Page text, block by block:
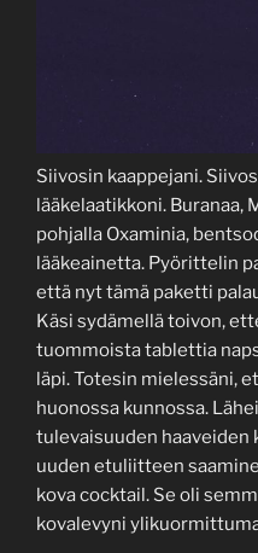
Siivosin kaappejani.
lääkelaatikkoni.
pohjalla Oxaminia,
lääkeainetta. Pyörittelin
että nyt tämä paketti
Käsi sydämellä toivon,
tuommoista tablettia
läpi. Totesin mielessäni,
huonossa kunnossa.
tulevaisuuden haaveiden
uuden etuliitteen
kova cocktail. Se oli
kovalevyni